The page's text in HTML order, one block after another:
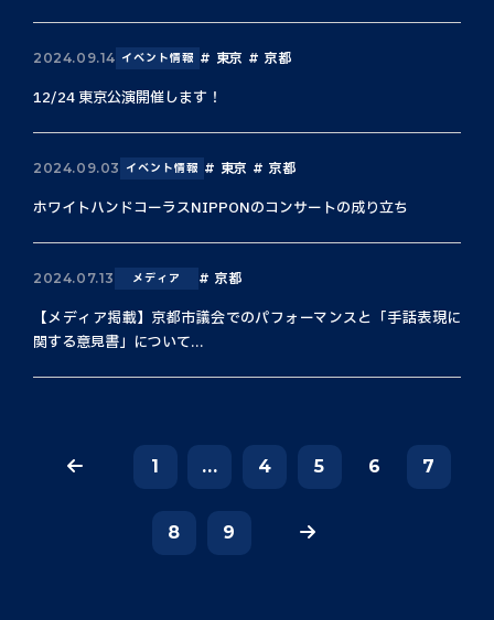
2024.09.14 イベント情報 東京 京都
12/24 東京公演開催します！
2024.09.03 イベント情報 東京 京都
ホワイトハンドコーラスNIPPONのコンサートの成り立ち
2024.07.13 メディア 京都
【メディア掲載】京都市議会でのパフォーマンスと「手話表現に
関する意見書」について...
1 ... 4 5 6 7
8 9